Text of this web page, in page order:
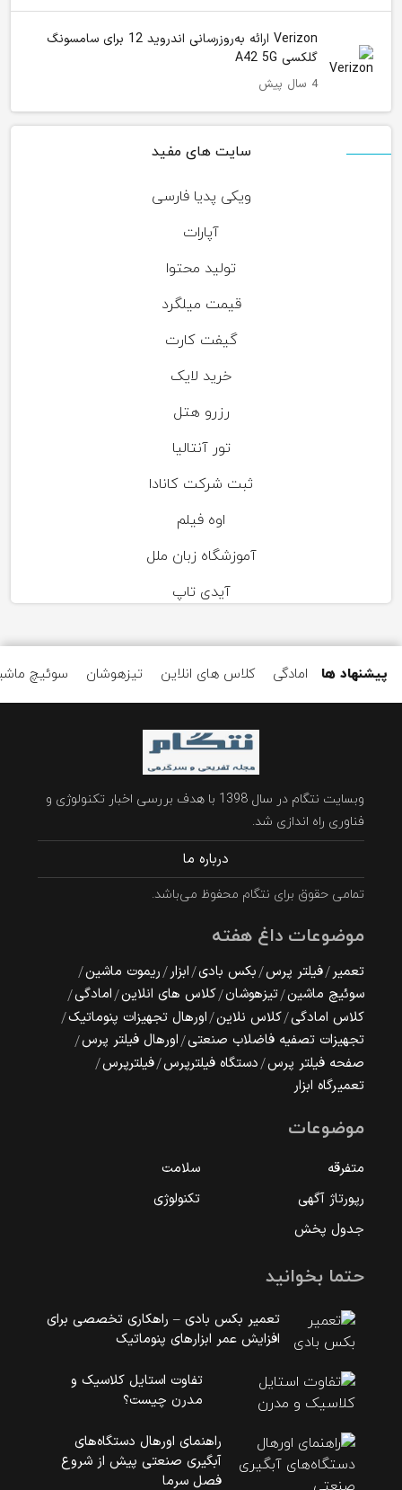
Verizon ارائه به‌روزرسانی اندروید 12 برای سامسونگ
گلکسی A42 5G
4 سال پیش
سایت های مفید
ویکی پدیا فارسی
آپارات
تولید محتوا
قیمت میلگرد
گیفت کارت
خرید لایک
رزرو هتل
تور آنتالیا
ثبت شرکت کانادا
اوه فیلم
آموزشگاه زبان ملل
آیدی تاپ
پیشنهاد ها سوئیچ تیزهوشان کلاس های انلاین امادگی
وبسایت نتگام در سال 1398 با هدف بررسی اخبار تکنولوژی و
فناوری راه اندازی شد.
درباره ما
تمامی حقوق برای نتگام محفوظ می‌باشد.
موضوعات داغ هفته
تعمیر فیلتر پرس بکس بادی ابزار ریموت ماشین
سوئیچ ماشین تیزهوشان کلاس های انلاین امادگی
کلاس امادگی کلاس نلاین اورهال تجهیزات پنوماتیک
تجهیزات تصفیه فاضلاب صنعتی اورهال فیلتر پرس
صفحه فیلتر پرس دستگاه فیلترپرس فیلترپرس
تعمیرگاه ابزار
موضوعات
متفرقه
سلامت
رپورتاژ آگهی
تکنولوژی
جدول پخش
حتما بخوانید
تعمیر بکس بادی – راهکاری تخصصی برای
افزایش عمر ابزارهای پنوماتیک
تفاوت استایل کلاسیک و
مدرن چیست؟
راهنمای اورهال دستگاه‌های
آبگیری صنعتی پیش از شروع
فصل سرما